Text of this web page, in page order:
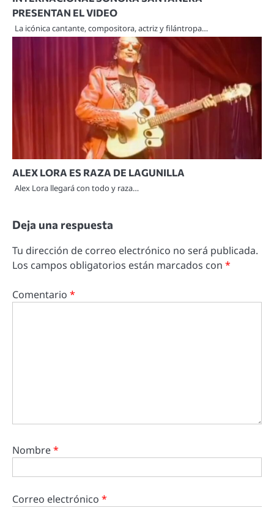
PRESENTAN EL VIDEO
La icónica cantante, compositora, actriz y filántropa…
ALEX LORA ES RAZA DE LAGUNILLA
Alex Lora llegará con todo y raza…
Deja una respuesta
Tu dirección de correo electrónico no será publicada.
Los campos obligatorios están marcados con *
Comentario *
Nombre*
Correo electrónico *